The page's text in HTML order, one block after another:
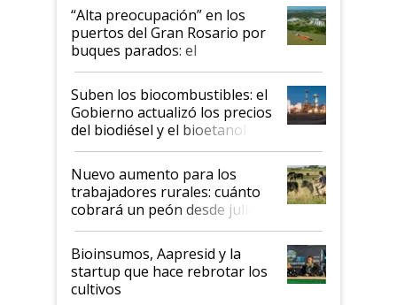
“Alta preocupación” en los
puertos del Gran Rosario por
buques parados: el
funcionamiento de las
exportadoras en tensión tras
la medida de fuerza de los
prácticos
Suben los biocombustibles: el
Gobierno actualizó los precios
del biodiésel y el bioetanol
Nuevo aumento para los
trabajadores rurales: cuánto
cobrará un peón desde julio
Bioinsumos, Aapresid y la
startup que hace rebrotar los
cultivos